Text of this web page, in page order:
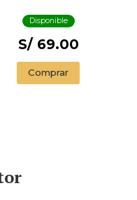
Disponible
S/ 69.00
Comprar